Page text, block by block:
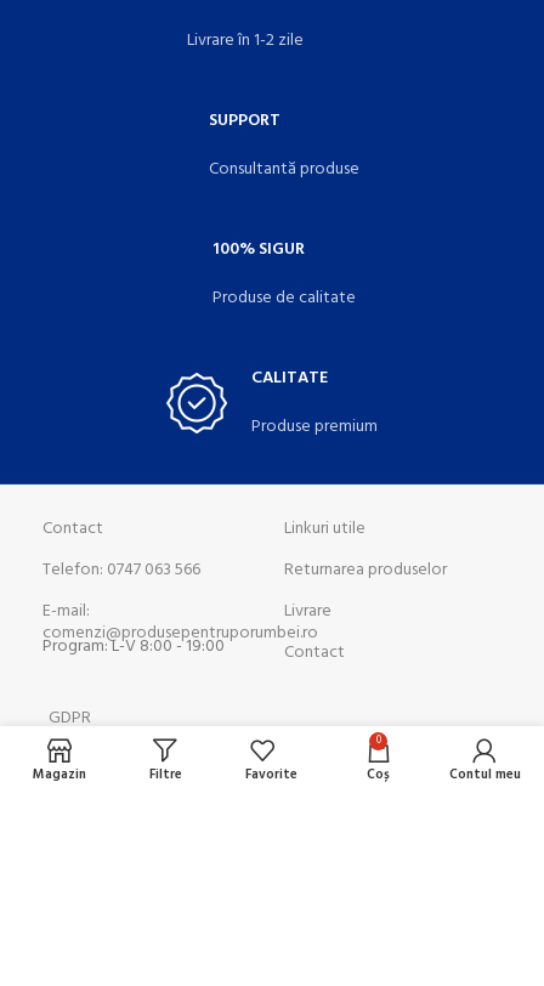
Livrare în 1-2 zile
SUPPORT
Consultantă produse
100% SIGUR
Produse de calitate
CALITATE
Produse premium
Contact
Telefon: 0747 063 566
E-mail:
comenzi@produsepentruporumbei.ro
Program: L-V 8:00 - 19:00
Linkuri utile
Returnarea produselor
Livrare
Contact
GDPR
Termen și Conditii
Magazin Filtre Favorite
0
Coș Contul meu